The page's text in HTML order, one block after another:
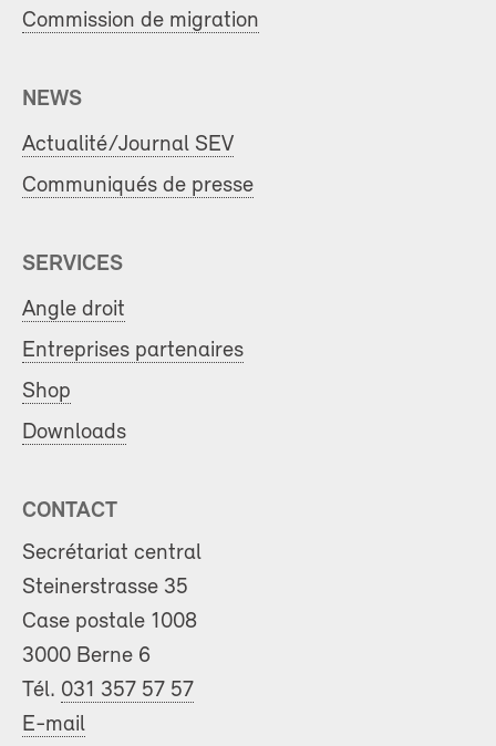
Commission de migration
NEWS
Actualité/Journal SEV
Communiqués de presse
SERVICES
Angle droit
Entreprises partenaires
Shop
Downloads
CONTACT
Secrétariat central
Steinerstrasse 35
Case postale 1008
3000 Berne 6
Tél. 031 357 57 57
E-mail